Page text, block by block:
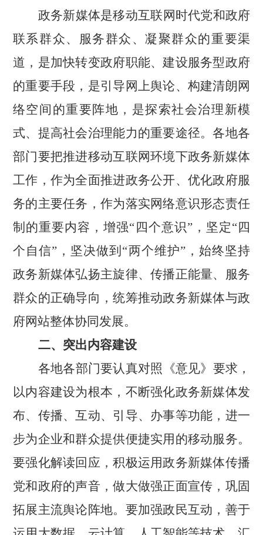
政务新媒体是移动互联网时代党和政府
联系群众、服务群众、凝聚群众的重要渠
道，是加快转变政府职能、建设服务型政府
的重要手段，是引导网上舆论、构建清朗网
络空间的重要阵地，是探索社会治理新模
式、提高社会治理能力的重要途径。各地各
部门要把推进移动互联网环境下政务新媒体
工作，作为全面推进政务公开、优化政府服
务的主要任务，作为落实网络意识形态责任
制的重要内容，增强“四个意识”，坚定“四
个自信”，坚决做到“两个维护”，始终坚持
政务新媒体弘扬主旋律、传播正能量、服务
群众的正确导向，统筹推动政务新媒体与政
府网站整体协同发展。
二、突出内容建设
各地各部门要认真对照《意见》要求，
以内容建设为根本，不断强化政务新媒体发
布、传播、互动、引导、办事等功能，进一
步为企业和群众提供便捷实用的移动服务。
要强化解读回应，积极运用政务新媒体传播
党和政府的声音，做大做强正面宣传，巩固
拓展主流舆论阵地。要加强政民互动，善于